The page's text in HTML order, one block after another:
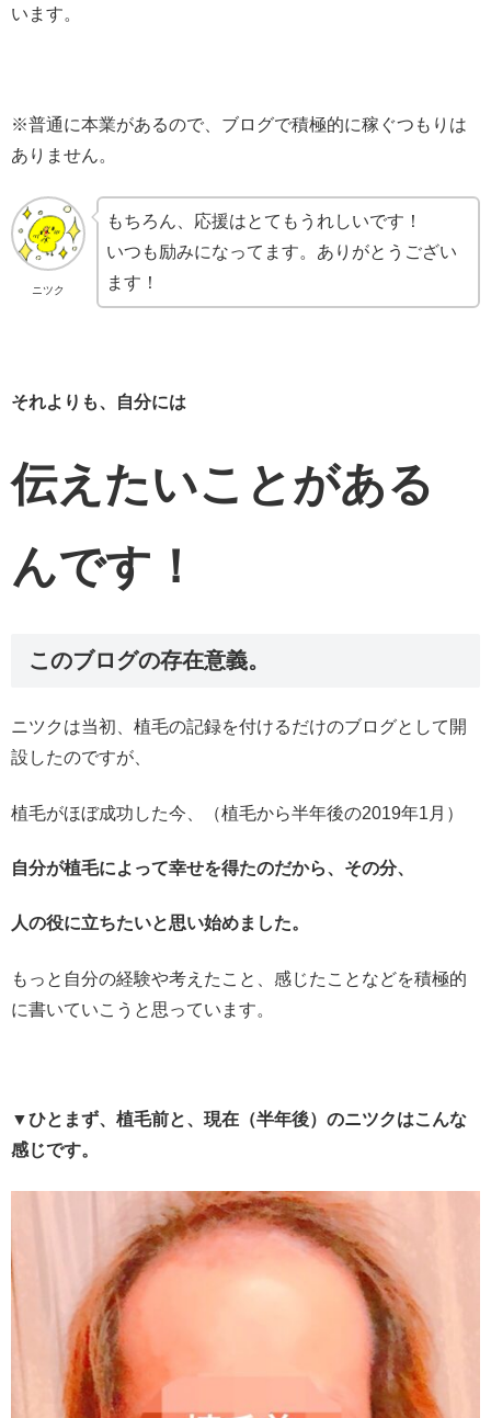
います。
※普通に本業があるので、ブログで積極的に稼ぐつもりは
ありません。
ニツク
もちろん、応援はとてもうれしいです！
いつも励みになってます。ありがとうござい
ます！
それよりも、自分には
伝えたいことがある
んです！
このブログの存在意義。
ニツクは当初、植毛の記録を付けるだけのブログとして開
設したのですが、
植毛がほぼ成功した今、（植毛から半年後の2019年1月）
自分が植毛によって幸せを得たのだから、その分、
人の役に立ちたいと思い始めました。
もっと自分の経験や考えたこと、感じたことなどを積極的
に書いていこうと思っています。
▼ひとまず、植毛前と、現在（半年後）のニツクはこんな
感じです。